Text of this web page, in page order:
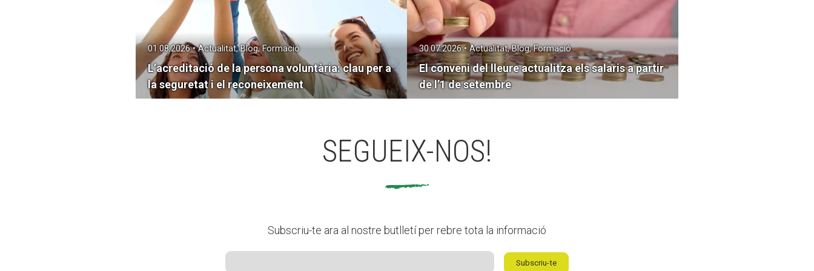
L’acreditació de la persona voluntària: clau per a
la seguretat i el reconeixement
01.08.2026 • Actualitat, Blog, Formació
El conveni del lleure actualitza els salaris a partir
de l’1 de setembre
30.07.2026 • Actualitat, Blog, Formació
SEGUEIX-NOS!
Subscriu-te ara al nostre butlletí per rebre tota la informació
Subscriu-te